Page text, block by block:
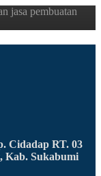
jasa pembuatan
Cidadap RT. 03
Kab. Sukabumi